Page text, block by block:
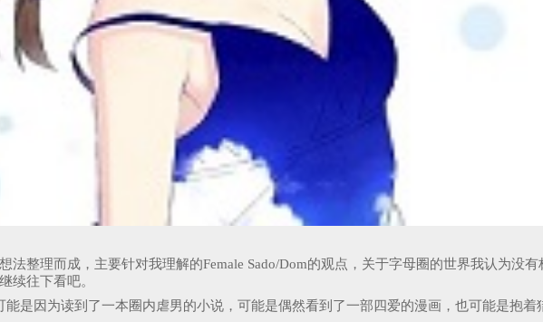
法整理而成，主要针对我理解的Female Sado/Dom的观点，关于字母圈的世界我认为没
继续往下看吧。
能是因为读到了一本圈内虐男的小说，可能是偶然看到了一部四爱的漫画，也可能是抱